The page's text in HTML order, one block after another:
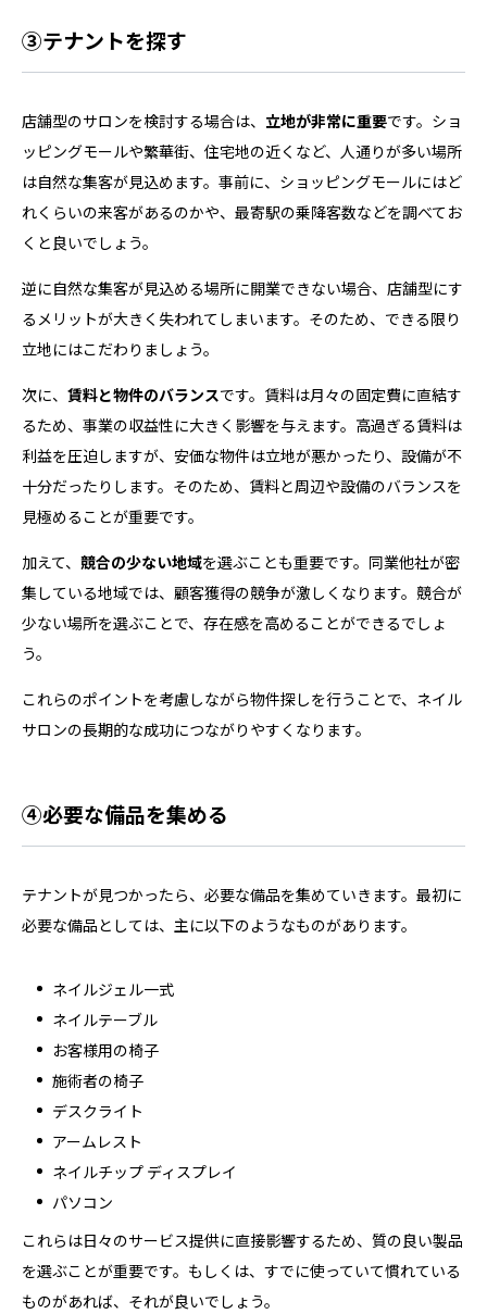
③テナントを探す
店舗型のサロンを検討する場合は、 立地が非常に重要です。ショ
ッピングモールや繁華街、住宅地の近くなど、人通りが多い場所
は自然な集客が見込めます。事前に、ショッピングモールにはど
れくらいの来客があるのかや、最寄駅の乗降客数などを調べてお
くと良いでしょう。
逆に自然な集客が見込める場所に開業できない場合、店舗型にす
るメリットが大きく失われてしまいます。そのため、できる限り
立地にはこだわりましょう。
次に、 賃料と物件のバランスです。賃料は月々の固定費に直結す
るため、事業の収益性に大きく影響を与えます。高過ぎる賃料は
利益を圧迫しますが、安価な物件は立地が悪かったり、設備が不
十分だったりします。そのため、賃料と周辺や設備のバランスを
見極めることが重要です。
加えて、 競合の少ない地域を選ぶことも重要です。同業他社が密
集している地域では、顧客獲得の競争が激しくなります。競合が
少ない場所を選ぶことで、存在感を高めることができるでしょ
う。
これらのポイントを考慮しながら物件探しを行うことで、ネイル
サロンの長期的な成功につながりやすくなります。
④必要な備品を集める
テナントが見つかったら、必要な備品を集めていきます。最初に
必要な備品としては、主に以下のようなものがあります。
ネイルジェル一式
ネイルテーブル
お客様用の椅子
施術者の椅子
デスクライト
アームレスト
ネイルチップ ディスプレイ
パソコン
これらは日々のサービス提供に直接影響するため、質の良い製品
を選ぶことが重要です。もしくは、すでに使っていて慣れている
ものがあれば、それが良いでしょう。